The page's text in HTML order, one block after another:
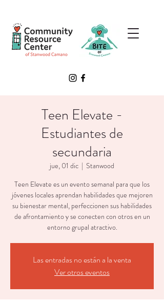
Teen Elevate -
Estudiantes de
secundaria
jue, 01 dic
  |
Stanwood
Teen Elevate es un evento semanal para que los
jóvenes locales aprendan habilidades que mejoren
su bienestar mental, perfeccionen sus habilidades
de afrontamiento y se conecten con otros en un
entorno grupal atractivo.
Las entradas no están a la venta
Ver otros eventos